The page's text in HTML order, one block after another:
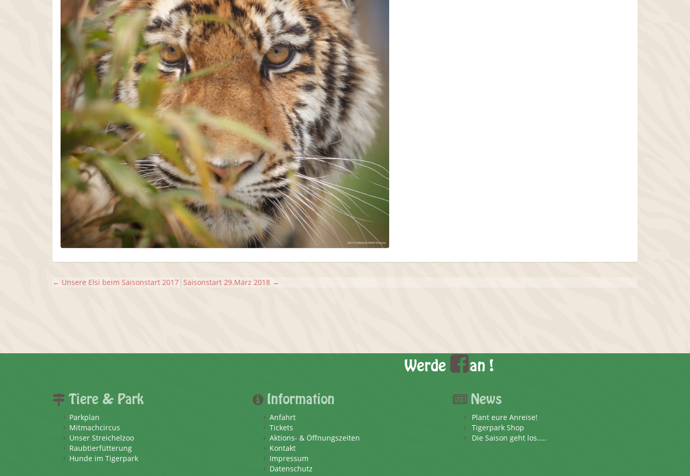
← Unsere Elsi beim Saisonstart 2017 Saisonstart 29.März 2018 →
Werde an !
Tiere & Park
Parkplan
Mitmachcircus
Unser Streichelzoo
Raubtierfütterung
Hunde im Tigerpark
Information
Anfahrt
Tickets
Aktions- & Öffnungszeiten
Kontakt
Impressum
Datenschutz
News
Plant eure Anreise!
Tigerpark Shop
Die Saison geht los…..